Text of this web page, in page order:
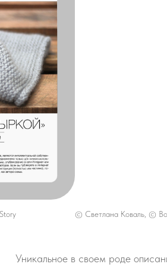
© Светлана Коваль, ©
Уникальное в своем роде